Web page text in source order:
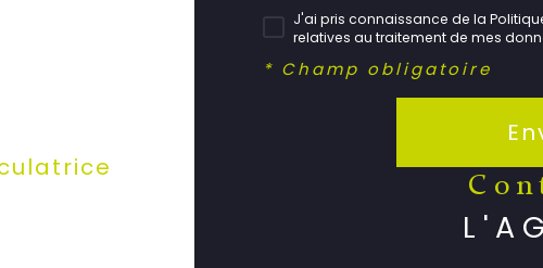
J'ai pris connaissance de la
relatives au traitement de mes
* Champ obligatoire